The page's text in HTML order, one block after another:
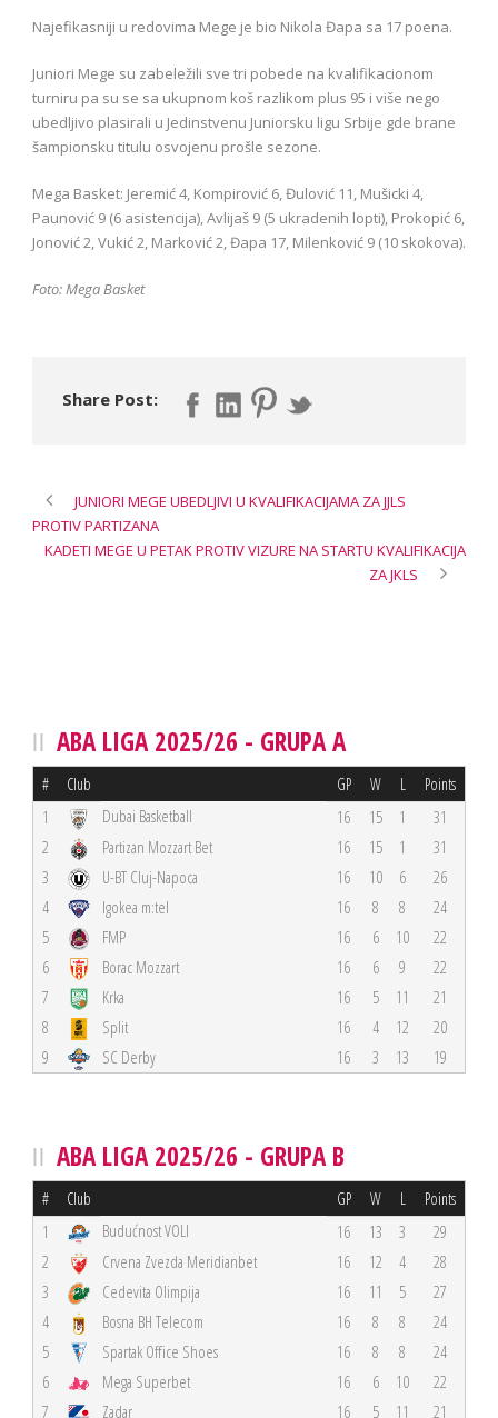
Najefikasniji u redovima Mege je bio Nikola Đapa sa 17 poena.
Juniori Mege su zabeležili sve tri pobede na kvalifikacionom
turniru pa su se sa ukupnom koš razlikom plus 95 i više nego
ubedljivo plasirali u Jedinstvenu Juniorsku ligu Srbije gde brane
šampionsku titulu osvojenu prošle sezone.
Mega Basket: Jeremić 4, Kompirović 6, Đulović 11, Mušicki 4,
Paunović 9 (6 asistencija), Avlijaš 9 (5 ukradenih lopti), Prokopić 6,
Jonović 2, Vukić 2, Marković 2, Đapa 17, Milenković 9 (10 skokova).
Foto: Mega Basket
Share Post:
JUNIORI MEGE UBEDLJIVI U KVALIFIKACIJAMA ZA JJLS
PROTIV PARTIZANA
KADETI MEGE U PETAK PROTIV VIZURE NA STARTU KVALIFIKACIJA
ZA JKLS
ABA LIGA 2025/26 - GRUPA A
# Club GP W L Points
1 Dubai Basketball 16 15 1
31
2
Partizan Mozzart Bet 16 15 1
31
3
U-BT Cluj-Napoca 16 10 6
26
4
Igokea m:tel 16 8 8
24
5
FMP 16 6 10
22
6
Borac Mozzart 16 6 9
22
7
Krka 16 5 11
21
8
Split 16 4 12
20
9
SC Derby 16 3 13 19
ABA LIGA 2025/26 - GRUPA B
# Club GP W L Points
1 Budućnost VOLI 16 13 3
29
2
Crvena Zvezda Meridianbet 16 12 4
28
3
Cedevita Olimpija 16 11 5
27
4
Bosna BH Telecom 16 8 8
24
5
Spartak Office Shoes 16 8 8
24
6
Mega Superbet 16 6 10
22
7
Zadar 16 5 11
21